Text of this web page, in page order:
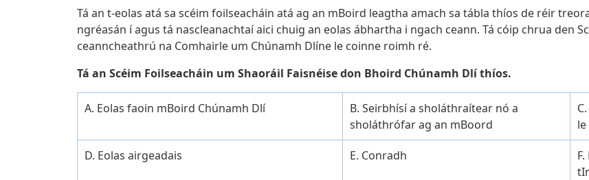
Tá an t-eolas atá sa scéim foilseacháin atá ag an mBoird leagtha amach sa tábla thíos de réir
ngréasán í agus tá nascleanachtaí aici chuig an eolas ábhartha i ngach ceann. Tá cóip chrua den
ceanncheathrú na Comhairle um Chúnamh Dlíne le coinne roimh ré.
Tá an Scéim Foilseacháin um Shaoráil Faisnéise don Bhoird Chúnamh Dlí thíos.
A. Eolas faoin mBoird Chúnamh Dlí
B. Seirbhísí a sholáthraítear nó a
sholáthrófar ag an mBoord
D. Eolas airgeadais E. Conradh